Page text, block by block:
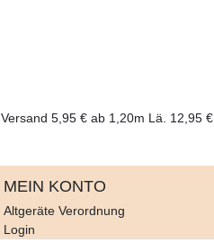
Versand 5,95 € ab 1,20m Lä. 12,95 €
MEIN KONTO
Altgeräte Verordnung
Login